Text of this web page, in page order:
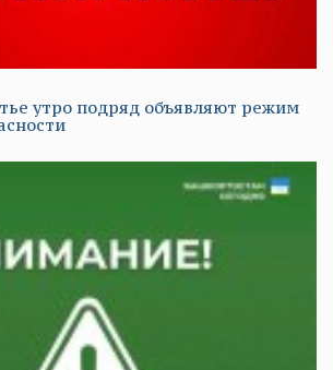
утро подряд объявляют режим